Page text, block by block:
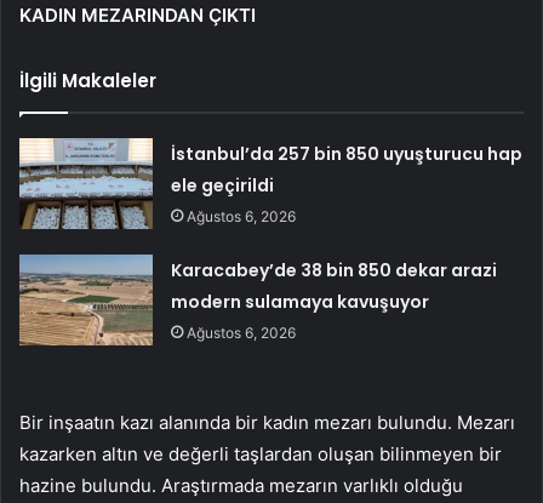
KADIN MEZARINDAN ÇIKTI
İlgili Makaleler
İstanbul’da 257 bin 850 uyuşturucu hap
ele geçirildi
Ağustos 6, 2026
Karacabey’de 38 bin 850 dekar arazi
modern sulamaya kavuşuyor
Ağustos 6, 2026
Bir inşaatın kazı alanında bir kadın mezarı bulundu. Mezarı
kazarken altın ve değerli taşlardan oluşan bilinmeyen bir
hazine bulundu. Araştırmada mezarın varlıklı olduğu